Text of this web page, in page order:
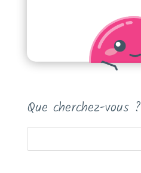
Que cherchez-vous ?